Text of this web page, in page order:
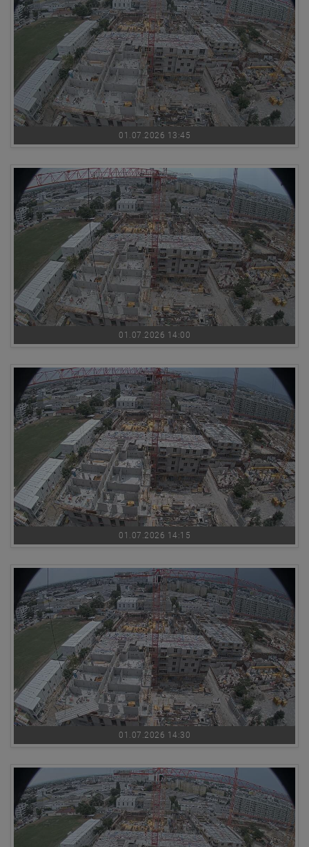
01.07.2026 13:45
01.07.2026 14:00
01.07.2026 14:15
01.07.2026 14:30